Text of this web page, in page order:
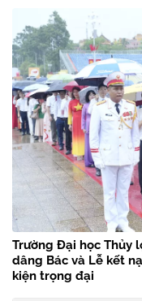
Trường Đại học Thủy
dâng Bác và Lễ kết
kiện trọng đại